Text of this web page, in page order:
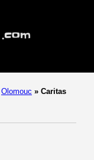
Olomouc » Caritas